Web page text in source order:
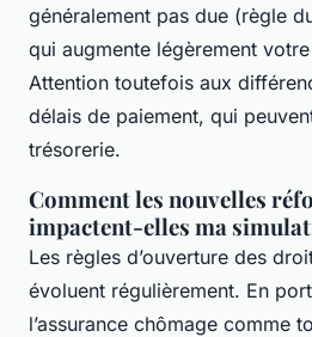
généralement pas due (règle
qui augmente légèrement
Attention toutefois aux
délais de paiement, qui
trésorerie.
Comment les nouvelles
impactent-elles ma
Les règles d’ouverture des
évoluent régulièrement. En
l’assurance chômage comme